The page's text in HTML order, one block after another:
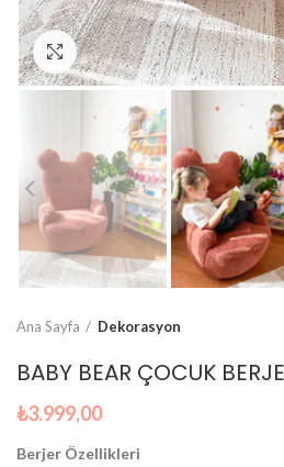
Büyütmek için tıklayın
Ana Sayfa Dekorasyon
BABY BEAR ÇOCUK
₺3.999,00
Berjer Özellikleri